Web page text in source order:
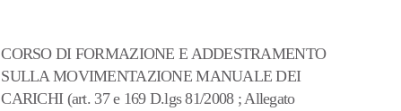
CORSO DI FORMAZIONE E ADDESTRAMENTO
SULLA MOVIMENTAZIONE MANUALE DEI
CARICHI (art. 37 e 169 D.lgs 81/2008 ; Allegato